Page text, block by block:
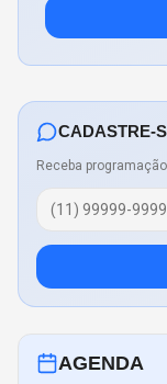
CADASTRE-
Receba
AGENDA